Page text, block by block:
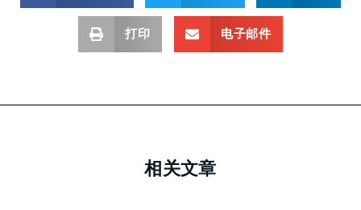
打印 电子邮件
相关文章